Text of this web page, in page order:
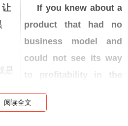
让
是
If you knew about a
product that had no
business model and
could not see its way
to profitability in the
next five years, would
you raise money for it,
阅读全文